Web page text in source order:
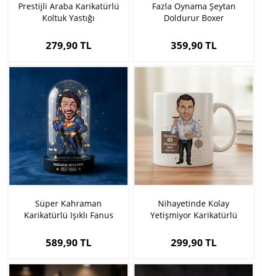
Prestijli Araba Karikatürlü
Koltuk Yastığı
279,90 TL
Fazla Oynama Şeytan
Doldurur Boxer
359,90 TL
Süper Kahraman
Karikatürlü Işıklı Fanus
589,90 TL
Nihayetinde Kolay
Yetişmiyor Karikatürlü
299,90 TL